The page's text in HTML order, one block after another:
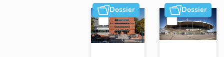
Dossier Dossier